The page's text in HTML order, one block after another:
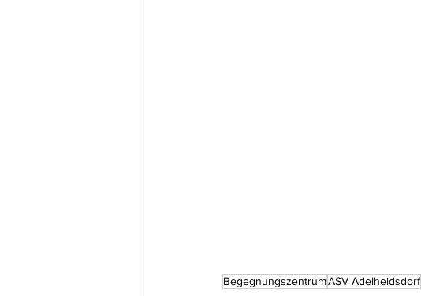
BegegnungszentrumASV Adelheidsdorf